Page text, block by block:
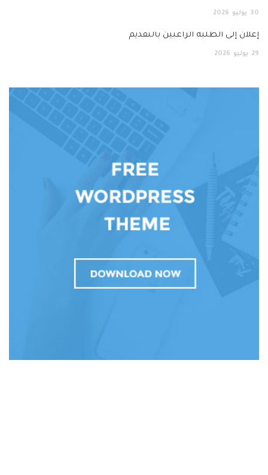
يوليو 2026
إلى الطلبة الراغبين بالتقديم
يوليو 2026